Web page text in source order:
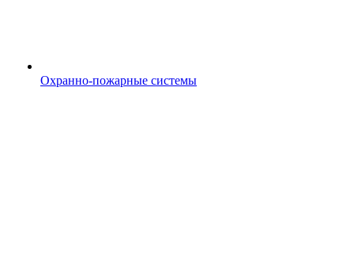
Охранно-пожарные системы